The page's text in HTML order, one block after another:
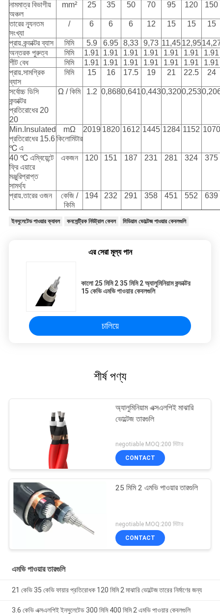
নামমাত্র বিভাগীয়
অঞ্চল
mm² 25 35 50 70 95 120 150
তারের ন্যূনতম
সংখ্যা
/ 6 6 6 12 15 15 15
প্রায়.কন্ডাক্টর ব্যাস মিমি 5.9 6.95 8,33 9,73 11,4512,95
অন্তরক পুরুত্ব
মিমি 1.91 1.91 1.91 1.91 1.91 1.91
1.91
শীট বেধ
মিমি 1.91 1.91 1.91 1.91 1.91 1.91
1.91
প্রায়.সামগ্রিক
ব্যাস
মিমি 15 16 17.5 19 21 22.5 24
সর্বোচ্চ ডিসি
কন্ডাক্টর
প্রতিরোধের 20
20
Ω / কিমি 1.2 0,8680,6410,4430,3200,253
Min.Insulated
প্রতিরোধের 15.6
℃ এ
mΩ
কিলোমিটার
2019 1820 1612 1445 1284 1152 1070
40 ℃ এম্বিয়েন্টে
ফ্রি এয়ারে
মঞ্জুরিপ্রাপ্ত
সামর্থ্য
একজন 120 151 187 231 281 324 375
প্রায়.তারের ওজন
কেজি /
কিমি
194 232 291 358 451 552 639
ইনসুলেটেড পাওয়ার ক্যাবল কনসেন্ট্রিক নিউট্রাল কেবল মিডিয়াম ভোল্টেজ পাওয়ার কেবলগুলি
এর সেরা মূল্য পান
কালো 25 মিমি 2 35 মিমি 2 অ্যালুমিনিয়াম কন্ডাক্টর
15 কেভি এমভি পাওয়ার কেবলগুলি
চালিয়ে
শীর্ষ পণ্য
অ্যালুমিনিয়াম এক্সএলপিই মাঝারি
ভোল্টেজ তারগুলি
negotiable MOQ:200 মিটার
CONTACT
25 মিমি 2 এমভি পাওয়ার তারগুলি
negotiable MOQ:200 মিটার
CONTACT
এমভি পাওয়ার তারগুলি
21 কেভি 35 কেভি ফায়ার প্রতিরোধক 120 মিমি 2 মাঝারি ভোল্টেজ তারের নির্মাণের জন্য
3.6 কেভি এক্সএলপিই ইনসুলেটেড 300 মিমি 400 মিমি 2 এমভি পাওয়ার কেবলগুলি